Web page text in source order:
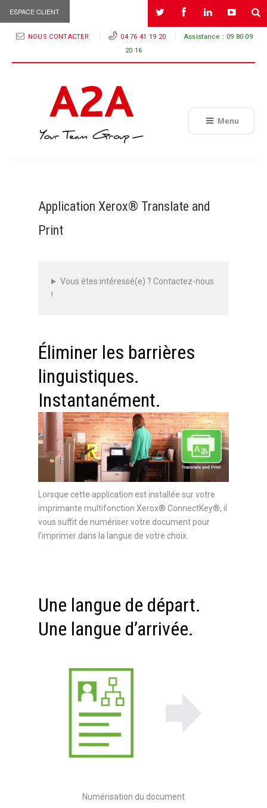
ESPACE CLIENT
NOUS CONTACTER 04 76 41 19 20 Assistance : 09 80 09
20 16
Menu
Application Xerox® Translate and
Print
Vous êtes intéressé(e) ? Contactez-nous
!
Éliminer les barrières
linguistiques.
Instantanément.
Lorsque cette application est installée sur votre
imprimante multifonction Xerox® ConnectKey®, il
vous suffit de numériser votre document pour
l’imprimer dans la langue de votre choix.
Une langue de départ.
Une langue d’arrivée.
Numérisation du document